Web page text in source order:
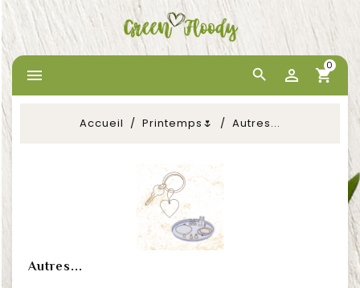


0
Accueil Printemps🌷 Autres...
Autres...